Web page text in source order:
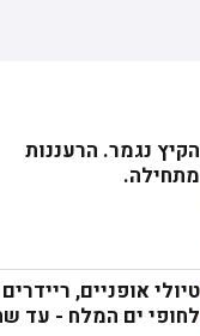
הקיץ נגמר. הרעננות
מתחילה.